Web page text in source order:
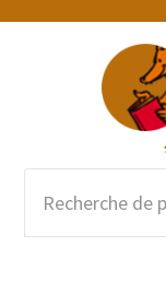
Passer
Passer
Passer